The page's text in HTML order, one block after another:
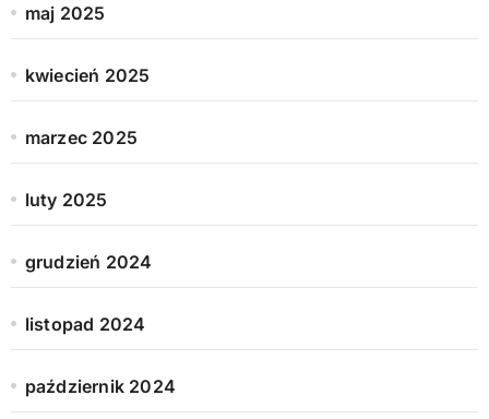
maj 2025
kwiecień 2025
marzec 2025
luty 2025
grudzień 2024
listopad 2024
październik 2024